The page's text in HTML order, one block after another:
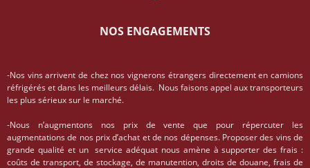
NOS ENGAGEMENTS
-Nos vins arrivent de chez nos vignerons étrangers directement en camions
réfrigérés et dans les meilleurs délais. Nous faisons appel aux transporteurs
les plus sérieux sur le marché.
-Nous n’augmentons nos prix de vente que pour répercuter les
augmentations de nos prix d’achat et de nos dépenses. Proposer des vins de
grande qualité et un service adéquat nous amène à supporter des frais :
coûts de transport, de stockage, de manutention, droits de douane, frais de